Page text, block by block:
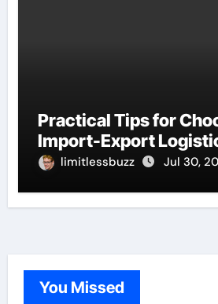
Practical Tips for
Import-Export
limitlessbuzz Jul 30,
You Missed